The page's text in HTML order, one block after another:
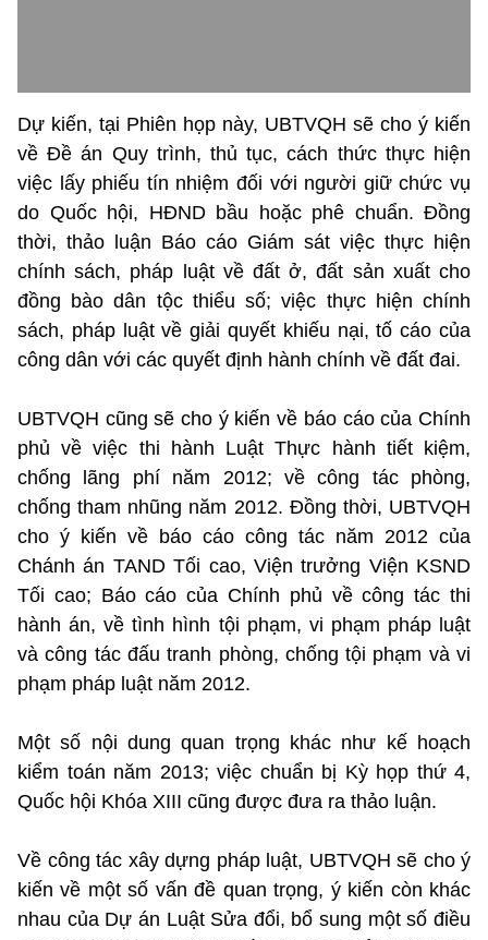
Dự kiến, tại Phiên họp này, UBTVQH sẽ cho ý kiến
về Đề án Quy trình, thủ tục, cách thức thực hiện
việc lấy phiếu tín nhiệm đối với người giữ chức vụ
do Quốc hội, HĐND bầu hoặc phê chuẩn. Đồng
thời, thảo luận Báo cáo Giám sát việc thực hiện
chính sách, pháp luật về đất ở, đất sản xuất cho
đồng bào dân tộc thiểu số; việc thực hiện chính
sách, pháp luật về giải quyết khiếu nại, tố cáo của
công dân với các quyết định hành chính về đất đai.
UBTVQH cũng sẽ cho ý kiến về báo cáo của Chính
phủ về việc thi hành Luật Thực hành tiết kiệm,
chống lãng phí năm 2012; về công tác phòng,
chống tham nhũng năm 2012. Đồng thời, UBTVQH
cho ý kiến về báo cáo công tác năm 2012 của
Chánh án TAND Tối cao, Viện trưởng Viện KSND
Tối cao; Báo cáo của Chính phủ về công tác thi
hành án, về tình hình tội phạm, vi phạm pháp luật
và công tác đấu tranh phòng, chống tội phạm và vi
phạm pháp luật năm 2012.
Một số nội dung quan trọng khác như kế hoạch
kiểm toán năm 2013; việc chuẩn bị Kỳ họp thứ 4,
Quốc hội Khóa XIII cũng được đưa ra thảo luận.
Về công tác xây dựng pháp luật, UBTVQH sẽ cho ý
kiến về một số vấn đề quan trọng, ý kiến còn khác
nhau của Dự án Luật Sửa đổi, bổ sung một số điều